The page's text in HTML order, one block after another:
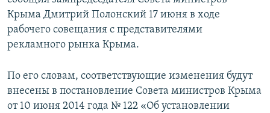
Крыма Дмитрий Полонский 17 июня в ходе
рабочего совещания с представителями
рекламного рынка Крыма.
По его словам, соответствующие изменения будут
внесены в постановление Совета министров Крыма
от 10 июня 2014 года № 122 «Об установлении